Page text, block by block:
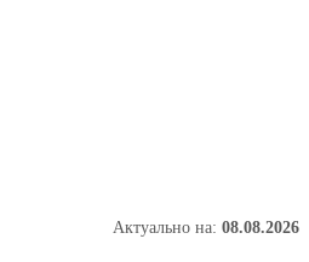
Актуально на: 08.08.2026